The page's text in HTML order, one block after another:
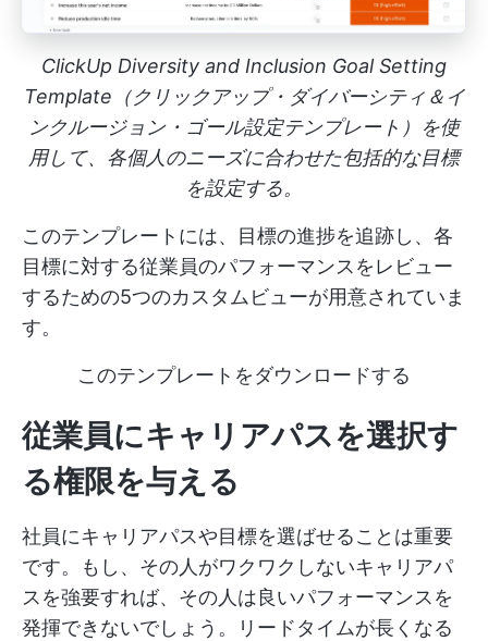
ClickUp Diversity and Inclusion Goal Setting
Template（クリックアップ・ダイバーシティ＆イ
ンクルージョン・ゴール設定テンプレート）を使
用して、各個人のニーズに合わせた包括的な目標
を設定する。
このテンプレートには、目標の進捗を追跡し、各
目標に対する従業員のパフォーマンスをレビュー
するための5つのカスタムビューが用意されていま
す。
このテンプレートをダウンロードする
従業員にキャリアパスを選択す
る権限を与える
社員にキャリアパスや目標を選ばせることは重要
です。もし、その人がワクワクしないキャリアパ
スを強要すれば、その人は良いパフォーマンスを
発揮できないでしょう。リードタイムが長くなる